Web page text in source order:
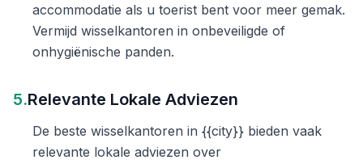
accommodatie als u toerist bent voor meer gemak.
Vermijd wisselkantoren in onbeveiligde of
onhygiënische panden.
5.Relevante Lokale Adviezen
De beste wisselkantoren in {{city}} bieden vaak
relevante lokale adviezen over